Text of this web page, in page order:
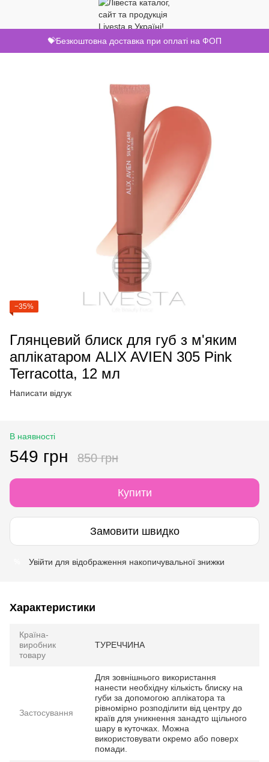
💝Безкоштовна доставка при оплаті на ФОП
−35%
Глянцевий блиск для губ з м'яким
аплікатаром ALIX AVIEN 305 Pink
Terracotta, 12 мл
Написати відгук
В наявності
549 грн 850 грн
Купити
Замовити швидко
Увійти для відображення накопичувальної знижки
Характеристики
Країна-
виробник
товару
ТУРЕЧЧИНА
Застосування
Для зовнішнього використання
нанести необхідну кількість блиску на
губи за допомогою аплікатора та
рівномірно розподілити від центру до
країв для уникнення занадто щільного
шару в куточках. Можна
використовувати окремо або поверх
помади.